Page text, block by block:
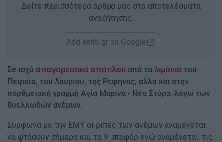
Δείτε περισσότερα άρθρα μας στα αποτελέσματα
αναζήτησης.
Add ekriti.gr on Google
Σε ισχύ απαγορευτικό απόπλου από τα λιμάνια του
Πειραιά, του Λαυρίου, της Ραφήνας, αλλά και στην
πορθμειακή γραμμή Αγία Μαρίνα - Νέα Στύρα, λόγω των
θυελλωδών ανέμων.
Συμφωνα με την ΕΜΥ οι ριπές των ανέμων αναμένεται
να φτάσουν σήμερα και τα 9 μποφόρ ενώ αναμένεται, τις